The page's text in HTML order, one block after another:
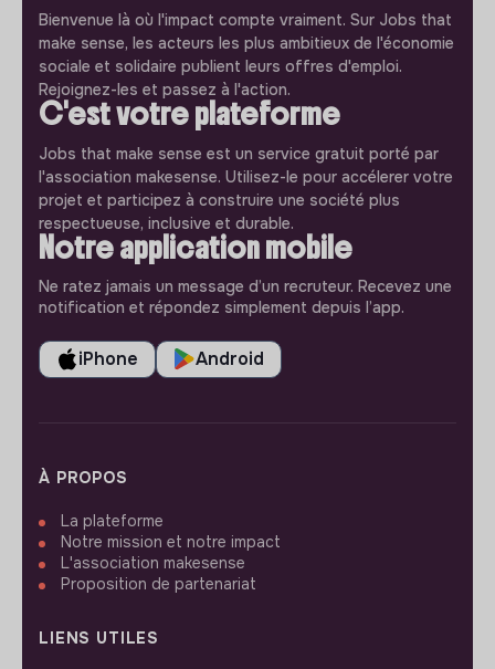
Bienvenue là où l'impact compte vraiment. Sur Jobs that
make sense, les acteurs les plus ambitieux de l'économie
sociale et solidaire publient leurs offres d'emploi.
Rejoignez-les et passez à l'action.
C'est votre plateforme
Jobs that make sense est un service gratuit porté par
l'association makesense. Utilisez-le pour accélerer votre
projet et participez à construire une société plus
respectueuse, inclusive et durable.
Notre application mobile
Ne ratez jamais un message d’un recruteur. Recevez une
notification et répondez simplement depuis l’app.
iPhone Android
À PROPOS
La plateforme
Notre mission et notre impact
L'association makesense
Proposition de partenariat
LIENS UTILES